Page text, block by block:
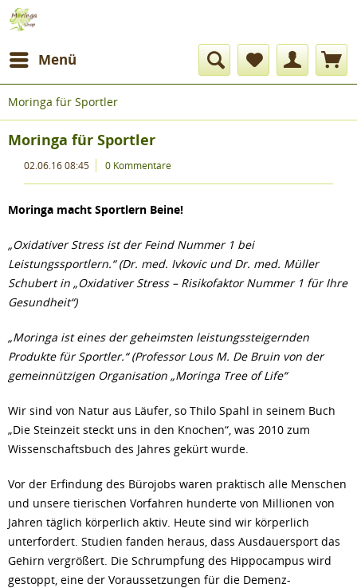
Menü
Moringa für Sportler
Moringa für Sportler
02.06.16 08:45 0 Kommentare
Moringa macht Sportlern Beine!
„Oxidativer Stress ist der Feind Nummer 1 bei
Leistungssportlern.“ (Dr. med. Ivkovic und Dr. med. Müller
Schubert in „Oxidativer Stress – Risikofaktor Nummer 1 für Ihre
Gesundheit“)
„Moringa ist eines der geheimsten leistungssteigernden
Produkte für Sportler.“ (Professor Lous M. De Bruin von der
gemeinnützigen Organisation „Moringa Tree of Life“
Wir sind von Natur aus Läufer, so Thilo Spahl in seinem Buch
„Die Steinzeit steckt uns in den Knochen“, was 2010 zum
Wissenschaftsbuch des Jahres gekürt wurde.
Vor der Erfindung des Bürojobs waren praktisch alle Menschen
und unsere tierischen Vorfahren hunderte von Millionen von
Jahren täglich körperlich aktiv. Heute sind wir körperlich
unterfordert. Studien fanden heraus, dass Ausdauersport das
Gehirn vergrößert. Die Schrumpfung des Hippocampus wird
gestoppt, eine der Voraussetzungen für die Demenz-